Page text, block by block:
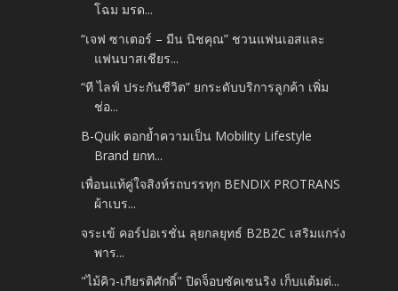
โฉม มรด...
“เจฟ ซาเตอร์ – มีน นิชคุณ” ชวนแฟนเอสและ
แฟนบาสเชียร...
“ที ไลฟ์ ประกันชีวิต” ยกระดับบริการลูกค้า เพิ่ม
ช่อ...
B-Quik ตอกย้ำความเป็น Mobility Lifestyle
Brand ยกท...
เพื่อนแท้คู่ใจสิงห์รถบรรทุก BENDIX PROTRANS
ผ้าเบร...
จระเข้ คอร์ปอเรชั่น ลุยกลยุทธ์ B2B2C เสริมแกร่ง
พาร...
"ไม้คิว-เกียรติศักดิ์" ปิดจ็อบซัคเซนริง เก็บแต้มต่...